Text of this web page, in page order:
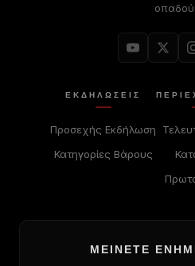
ΕΚΔΗΛΏΣΕΙΣ
Προσεχής Εκδήλωση
Κατηγορίες Βάρους
ΜΕΊΝΕΤΕ